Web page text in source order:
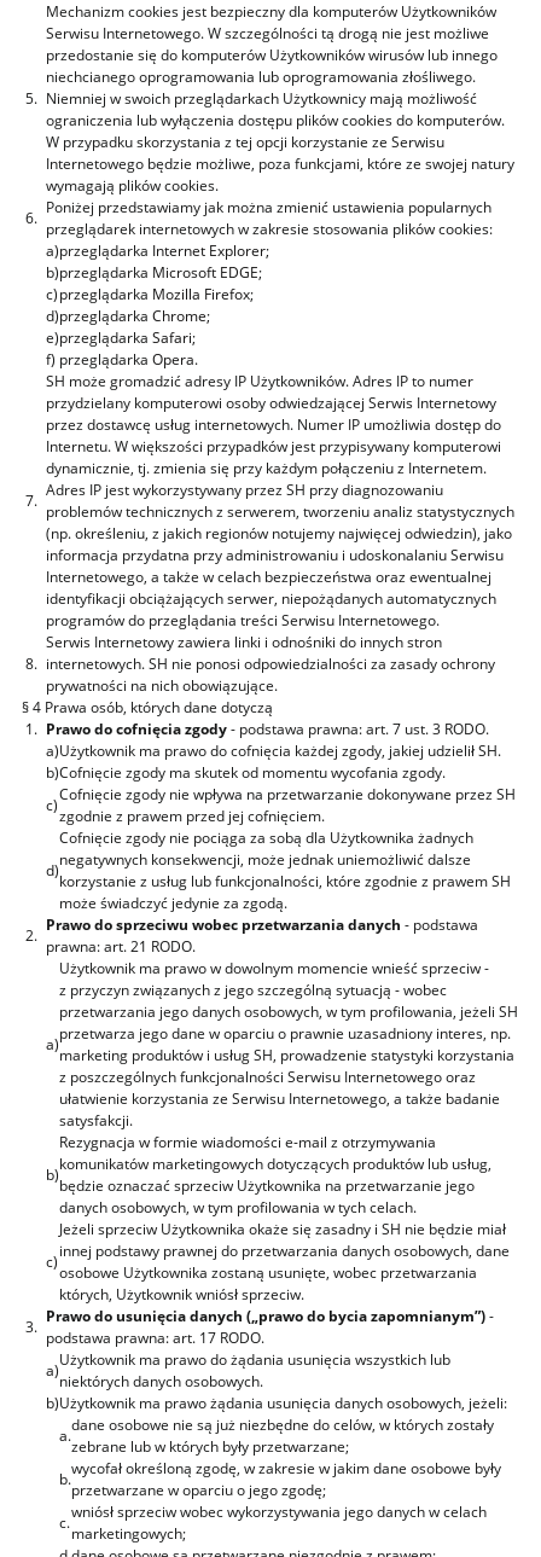
5.
Mechanizm cookies jest bezpieczny dla komputerów Użytkowników
Serwisu Internetowego. W szczególności tą drogą nie jest możliwe
przedostanie się do komputerów Użytkowników wirusów lub innego
niechcianego oprogramowania lub oprogramowania złośliwego.
Niemniej w swoich przeglądarkach Użytkownicy mają możliwość
ograniczenia lub wyłączenia dostępu plików cookies do komputerów.
W przypadku skorzystania z tej opcji korzystanie ze Serwisu
Internetowego będzie możliwe, poza funkcjami, które ze swojej natury
wymagają plików cookies.
6.
Poniżej przedstawiamy jak można zmienić ustawienia popularnych
przeglądarek internetowych w zakresie stosowania plików cookies:
a)przeglądarka Internet Explorer;
b)przeglądarka Microsoft EDGE;
c)przeglądarka Mozilla Firefox;
d)przeglądarka Chrome;
e)przeglądarka Safari;
f) przeglądarka Opera.
7.
SH może gromadzić adresy IP Użytkowników. Adres IP to numer
przydzielany komputerowi osoby odwiedzającej Serwis Internetowy
przez dostawcę usług internetowych. Numer IP umożliwia dostęp do
Internetu. W większości przypadków jest przypisywany komputerowi
dynamicznie, tj. zmienia się przy każdym połączeniu z Internetem.
Adres IP jest wykorzystywany przez SH przy diagnozowaniu
problemów technicznych z serwerem, tworzeniu analiz statystycznych
(np. określeniu, z jakich regionów notujemy najwięcej odwiedzin), jako
informacja przydatna przy administrowaniu i udoskonalaniu Serwisu
Internetowego, a także w celach bezpieczeństwa oraz ewentualnej
identyfikacji obciążających serwer, niepożądanych automatycznych
programów do przeglądania treści Serwisu Internetowego.
8.
Serwis Internetowy zawiera linki i odnośniki do innych stron
internetowych. SH nie ponosi odpowiedzialności za zasady ochrony
prywatności na nich obowiązujące.
§ 4 Prawa osób, których dane dotyczą
1. Prawo do cofnięcia zgody- podstawa prawna: art. 7 ust. 3 RODO.
a)Użytkownik ma prawo do cofnięcia każdej zgody, jakiej udzielił SH.
b)Cofnięcie zgody ma skutek od momentu wycofania zgody.
c)
Cofnięcie zgody nie wpływa na przetwarzanie dokonywane przez SH
zgodnie z prawem przed jej cofnięciem.
d)
Cofnięcie zgody nie pociąga za sobą dla Użytkownika żadnych
negatywnych konsekwencji, może jednak uniemożliwić dalsze
korzystanie z usług lub funkcjonalności, które zgodnie z prawem SH
może świadczyć jedynie za zgodą.
2.
Prawo do sprzeciwu wobec przetwarzania danych - podstawa
prawna: art. 21 RODO.
a)
Użytkownik ma prawo w dowolnym momencie wnieść sprzeciw -
z przyczyn związanych z jego szczególną sytuacją - wobec
przetwarzania jego danych osobowych, w tym profilowania, jeżeli SH
przetwarza jego dane w oparciu o prawnie uzasadniony interes, np.
marketing produktów i usług SH, prowadzenie statystyki korzystania
z poszczególnych funkcjonalności Serwisu Internetowego oraz
ułatwienie korzystania ze Serwisu Internetowego, a także badanie
satysfakcji.
b)
Rezygnacja w formie wiadomości e-mail z otrzymywania
komunikatów marketingowych dotyczących produktów lub usług,
będzie oznaczać sprzeciw Użytkownika na przetwarzanie jego
danych osobowych, w tym profilowania w tych celach.
c)
Jeżeli sprzeciw Użytkownika okaże się zasadny i SH nie będzie miał
innej podstawy prawnej do przetwarzania danych osobowych, dane
osobowe Użytkownika zostaną usunięte, wobec przetwarzania
których, Użytkownik wniósł sprzeciw.
3.
Prawo do usunięcia danych („prawo do bycia zapomnianym”)-
podstawa prawna: art. 17 RODO.
a)
Użytkownik ma prawo do żądania usunięcia wszystkich lub
niektórych danych osobowych.
b)Użytkownik ma prawo żądania usunięcia danych osobowych, jeżeli:
a.
dane osobowe nie są już niezbędne do celów, w których zostały
zebrane lub w których były przetwarzane;
b.
wycofał określoną zgodę, w zakresie w jakim dane osobowe były
przetwarzane w oparciu o jego zgodę;
c.
wniósł sprzeciw wobec wykorzystywania jego danych w celach
marketingowych;